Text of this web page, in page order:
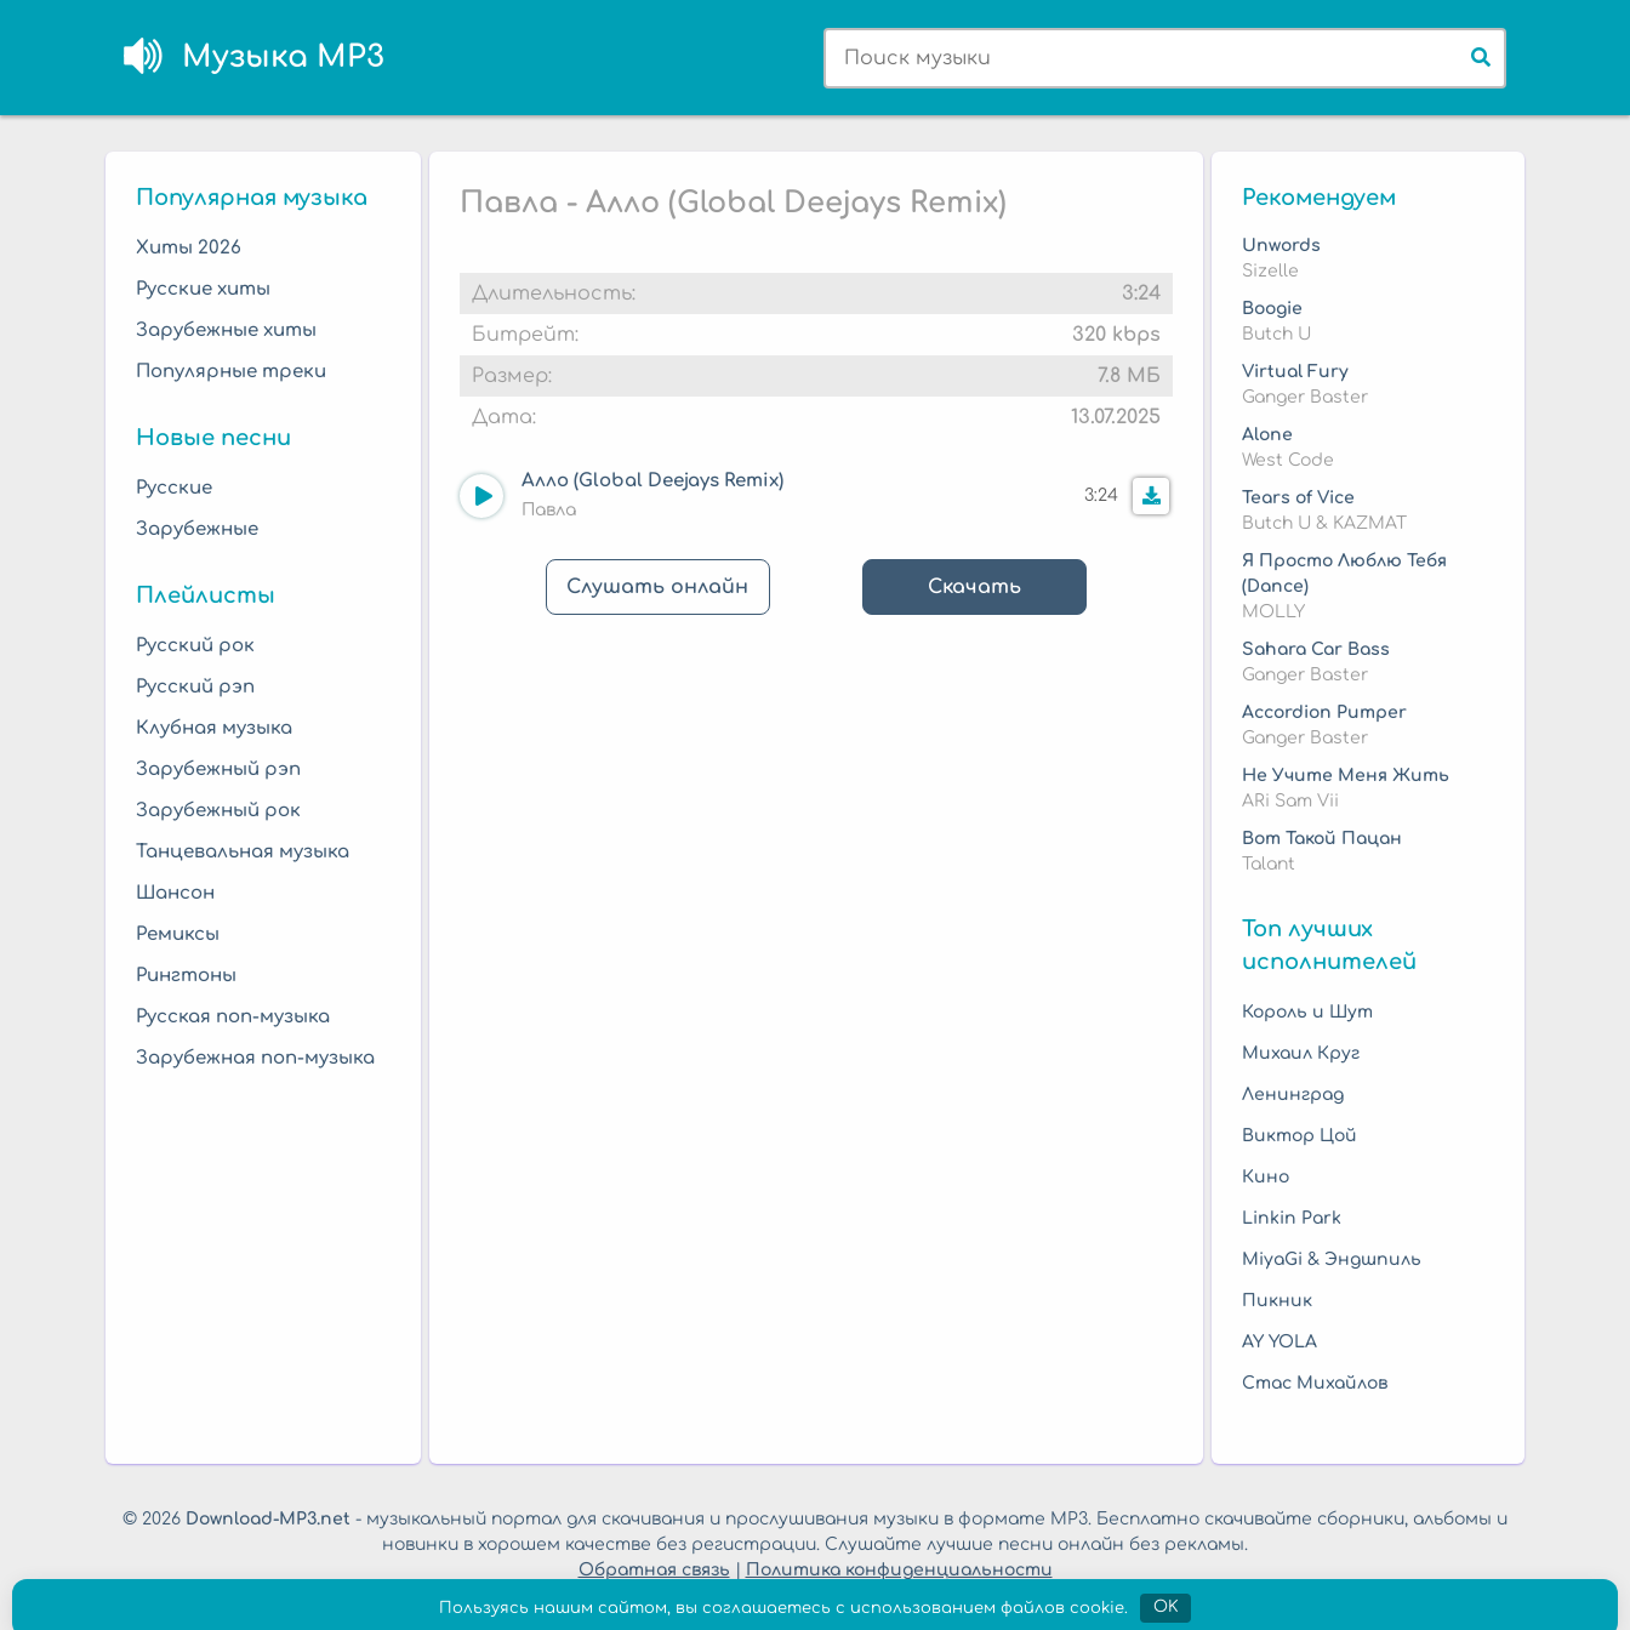
Музыка MP3
Популярная музыка
Хиты 2026
Русские хиты
Зарубежные хиты
Популярные треки
Новые песни
Русские
Зарубежные
Плейлисты
Русский рок
Русский рэп
Клубная музыка
Зарубежный рэп
Зарубежный рок
Танцевальная музыка
Шансон
Ремиксы
Рингтоны
Русская поп-музыка
Зарубежная поп-музыка
Павла - Алло (Global Deejays Remix)
Длительность:
3:24
Битрейт:
320 kbps
Размер:
7.8 МБ
Дата:
13.07.2025
Алло (Global Deejays Remix)
Павла
3:24
Слушать онлайн Скачать
Рекомендуем
Unwords
Sizelle
Boogie
Butch U
Virtual Fury
Ganger Baster
Alone
West Code
Tears of Vice
Butch U & KAZMAT
Я Просто Люблю Тебя
(Dance)
MOLLY
Sahara Car Bass
Ganger Baster
Accordion Pumper
Ganger Baster
Не Учите Меня Жить
ARi Sam Vii
Вот Такой Пацан
Talant
Топ лучших
исполнителей
Король и Шут
Михаил Круг
Ленинград
Виктор Цой
Кино
Linkin Park
MiyaGi & Эндшпиль
Пикник
AY YOLA
Стас Михайлов
© 2026 Download-MP3.net - музыкальный портал для скачивания и прослушивания музыки в формате MP3. Бесплатно скачивайте сборники, альбомы и
новинки в хорошем качестве без регистрации. Слушайте лучшие песни онлайн без рекламы.
Обратная связь
Политика конфиденциальности
Пользуясь нашим сайтом, вы соглашаетесь с использованием файлов cookie. OK